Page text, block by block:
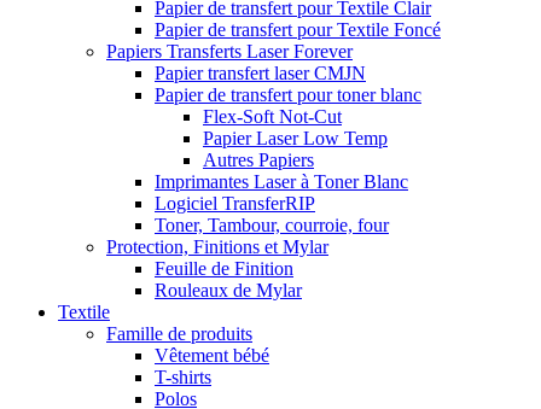
Papier de transfert pour Textile Clair
Papier de transfert pour Textile Foncé
Papiers Transferts Laser Forever
Papier transfert laser CMJN
Papier de transfert pour toner blanc
Flex-Soft Not-Cut
Papier Laser Low Temp
Autres Papiers
Imprimantes Laser à Toner Blanc
Logiciel TransferRIP
Toner, Tambour, courroie, four
Protection, Finitions et Mylar
Feuille de Finition
Rouleaux de Mylar
Textile
Famille de produits
Vêtement bébé
T-shirts
Polos